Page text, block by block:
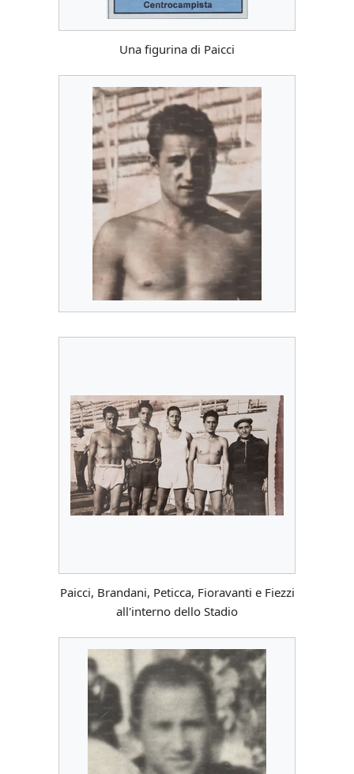
Una figurina di Paicci
Paicci, Brandani, Peticca, Fioravanti e Fiezzi
all'interno dello Stadio